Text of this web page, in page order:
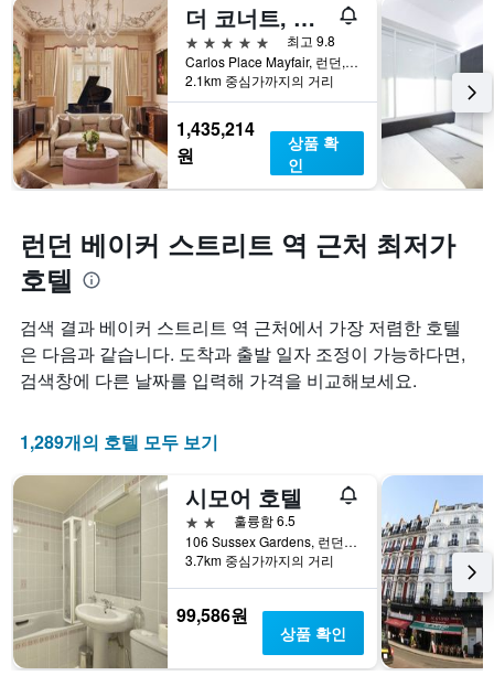
더 코너트, 메이본
5성급
최고 9.8
Carlos Place Mayfair, 런던, 영국
2.1km 중심가까지의 거리
1,435,214
원
상품 확
인
런던 베이커 스트리트 역 근처 최저가
호텔
검색 결과 베이커 스트리트 역 근처에서 가장 저렴한 호텔
은 다음과 같습니다. 도착과 출발 일자 조정이 가능하다면,
검색창에 다른 날짜를 입력해 가격을 비교해보세요.
1,289개의 호텔 모두 보기
시모어 호텔
2성급
훌륭함 6.5
106 Sussex Gardens, 런던, 영국
3.7km 중심가까지의 거리
99,586원
상품 확인